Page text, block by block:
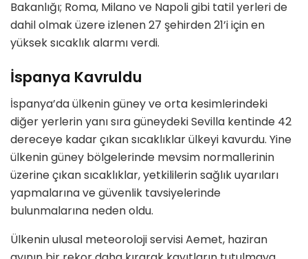
Bakanlığı; Roma, Milano ve Napoli gibi tatil yerleri de
dahil olmak üzere izlenen 27 şehirden 21’i için en
yüksek sıcaklık alarmı verdi.
İspanya Kavruldu
İspanya’da ülkenin güney ve orta kesimlerindeki
diğer yerlerin yanı sıra güneydeki Sevilla kentinde 42
dereceye kadar çıkan sıcaklıklar ülkeyi kavurdu. Yine
ülkenin güney bölgelerinde mevsim normallerinin
üzerine çıkan sıcaklıklar, yetkililerin sağlık uyarıları
yapmalarına ve güvenlik tavsiyelerinde
bulunmalarına neden oldu.
Ülkenin ulusal meteoroloji servisi Aemet, haziran